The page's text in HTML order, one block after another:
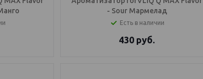
- Sour Мармелад
Есть в наличии
430 руб.